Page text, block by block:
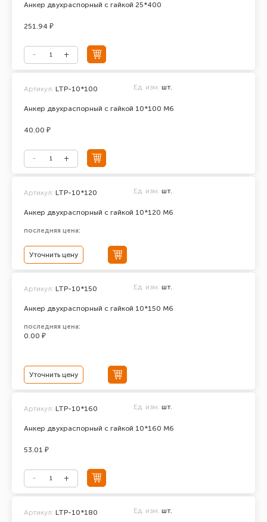
Анкер двухраспорный с гайкой 25*400
251.94 ₽
Анкер двухраспорный с гайкой 10*100 М6
Артикул: LTP-10*100 Ед. изм. шт.
40.00 ₽
Анкер двухраспорный с гайкой 10*120 М6
Артикул: LTP-10*120 Ед. изм. шт.
последняя цена:
Уточнить цену
Анкер двухраспорный с гайкой 10*150 М6
Артикул: LTP-10*150 Ед. изм. шт.
последняя цена:
0.00 ₽
Уточнить цену
Анкер двухраспорный с гайкой 10*160 М6
Артикул: LTP-10*160 Ед. изм. шт.
53.01 ₽
Артикул: LTP-10*180 Ед. изм. шт.